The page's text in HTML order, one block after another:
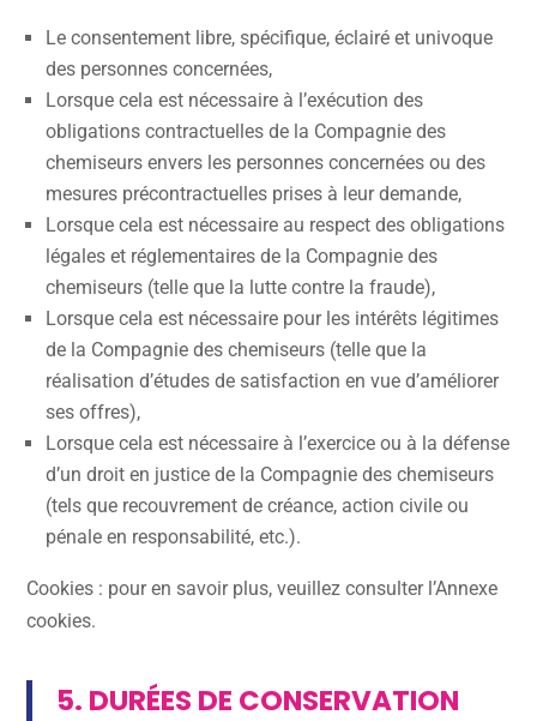
Le consentement libre, spécifique, éclairé et univoque
des personnes concernées,
Lorsque cela est nécessaire à l’exécution des
obligations contractuelles de la Compagnie des
chemiseurs envers les personnes concernées ou des
mesures précontractuelles prises à leur demande,
Lorsque cela est nécessaire au respect des obligations
légales et réglementaires de la Compagnie des
chemiseurs (telle que la lutte contre la fraude),
Lorsque cela est nécessaire pour les intérêts légitimes
de la Compagnie des chemiseurs (telle que la
réalisation d’études de satisfaction en vue d’améliorer
ses offres),
Lorsque cela est nécessaire à l’exercice ou à la défense
d’un droit en justice de la Compagnie des chemiseurs
(tels que recouvrement de créance, action civile ou
pénale en responsabilité, etc.).
Cookies : pour en savoir plus, veuillez consulter l’Annexe
cookies.
5. DURÉES DE CONSERVATION